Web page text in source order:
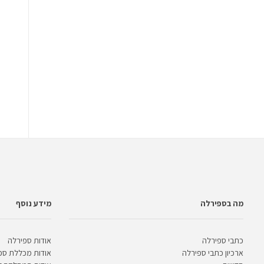
מידע נוסף
אודות ספירלה
אודות מכללת
מה בספירלה
כתבי ספירלה
ארכיון כתבי ספירלה